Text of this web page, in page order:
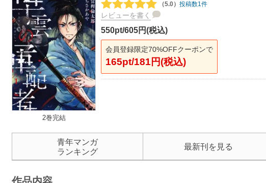
2巻完結
（5.0） 投稿数1件
レビューを書く
550pt/605円(税込)
会員登録限定70%OFFクーポンで
165pt/181円(税込)
青年マンガ
ランキング
最新刊を見る